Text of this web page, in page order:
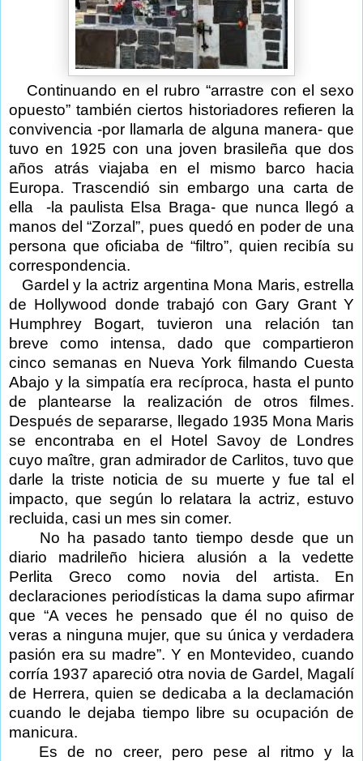
Continuando en el rubro “arrastre con el sexo
opuesto” también ciertos historiadores refieren la
convivencia -por llamarla de alguna manera- que
tuvo en 1925 con una joven brasileña que dos
años atrás viajaba en el mismo barco hacia
Europa. Trascendió sin embargo una carta de
ella
-la paulista Elsa Braga- que nunca llegó a
manos del “Zorzal”, pues quedó en poder de una
persona que oficiaba de “filtro”, quien recibía su
correspondencia.
Gardel y la actriz argentina Mona Maris, estrella
de Hollywood donde trabajó con Gary Grant Y
Humphrey Bogart, tuvieron una relación tan
breve como intensa, dado que compartieron
cinco semanas en Nueva York filmando Cuesta
Abajo y la simpatía era recíproca, hasta el punto
de plantearse la realización de otros filmes.
Después de separarse, llegado 1935 Mona Maris
se encontraba en el Hotel Savoy de Londres
cuyo maître, gran admirador de Carlitos, tuvo que
darle la triste noticia de su muerte y fue tal el
impacto, que según lo relatara la actriz, estuvo
recluida, casi un mes sin comer.
No ha pasado tanto tiempo desde que un
diario madrileño hiciera alusión a la vedette
Perlita Greco como novia del artista. En
declaraciones periodísticas la dama supo afirmar
que “A veces he pensado que él no quiso de
veras a ninguna mujer, que su única y verdadera
pasión era su madre”. Y en Montevideo, cuando
corría 1937 apareció otra novia de Gardel, Magalí
de Herrera, quien se dedicaba a la declamación
cuando le dejaba tiempo libre su ocupación de
manicura.
Es de no creer, pero pese al ritmo y la